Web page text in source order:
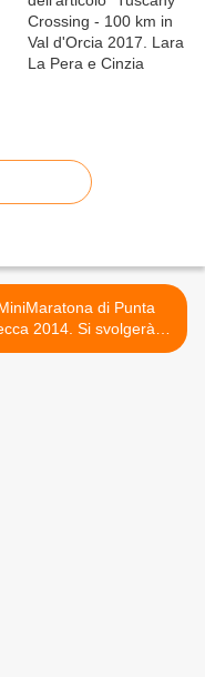
di Punta
2014. Si svolgerà il
13 agosto, in